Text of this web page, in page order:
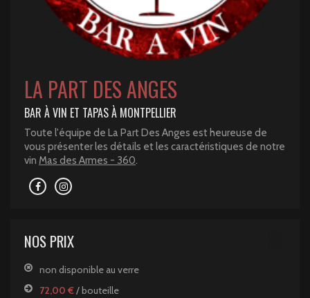
LA PART DES ANGES
BAR À VIN ET TAPAS À MONTPELLIER
Toute l'équipe de La Part Des Anges est heureuse de
vous présenter les détails et les caractéristiques de notre
vin Mas des Armes - 360.
NOS PRIX
non disponible au verre
72,00 €/ bouteille